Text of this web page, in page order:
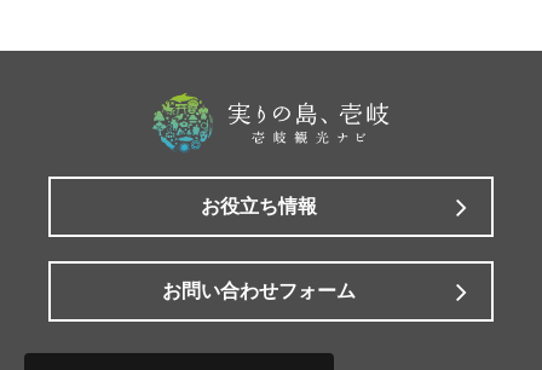
お役立ち情報
お問い合わせフォーム